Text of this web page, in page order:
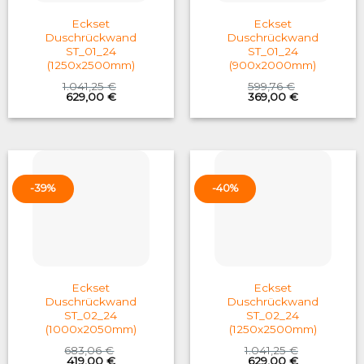
Eckset
Duschrückwand
ST_01_24
(1250x2500mm)
1.041,25€
Original
price
was:
629,00 €Current
is:
Eckset
Duschrückwand
ST_01_24
(900x2000mm)
599,76€
Original
price
was:
369,00 €Current
is:
-39%
Eckset
Duschrückwand
ST_02_24
(1000x2050mm)
683,06€
Original
419,00 €Current
-40%
Eckset
Duschrückwand
ST_02_24
(1250x2500mm)
1.041,25€
Original
629,00 €Current